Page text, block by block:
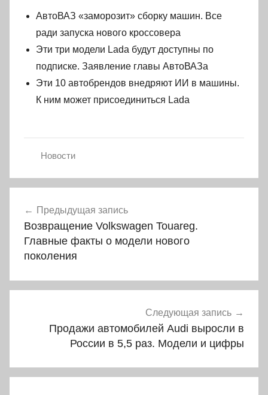
АвтоВАЗ «заморозит» сборку машин. Все
ради запуска нового кроссовера
Эти три модели Lada будут доступны по
подписке. Заявление главы АвтоВАЗа
Эти 10 автобрендов внедряют ИИ в машины.
К ним может присоединиться Lada
Новости
по
записям
Предыдущая запись
Возвращение Volkswagen Touareg.
Главные факты о модели нового
поколения
Следующая запись
Продажи автомобилей Audi выросли в
России в 5,5 раз. Модели и цифры